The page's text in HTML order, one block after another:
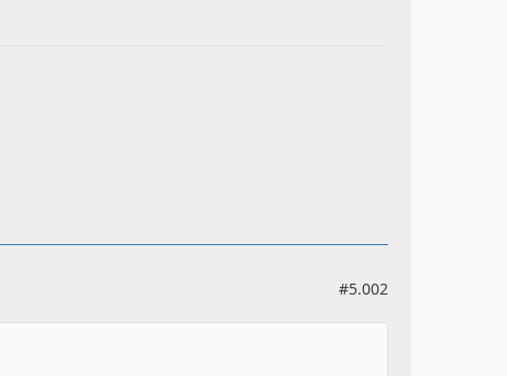
#5.002